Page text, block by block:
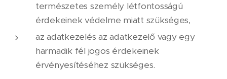
természetes személy létfontosságú
érdekeinek védelme miatt szükséges,
az adatkezelés az adatkezelő vagy egy
harmadik fél jogos érdekeinek
érvényesítéséhez szükséges.